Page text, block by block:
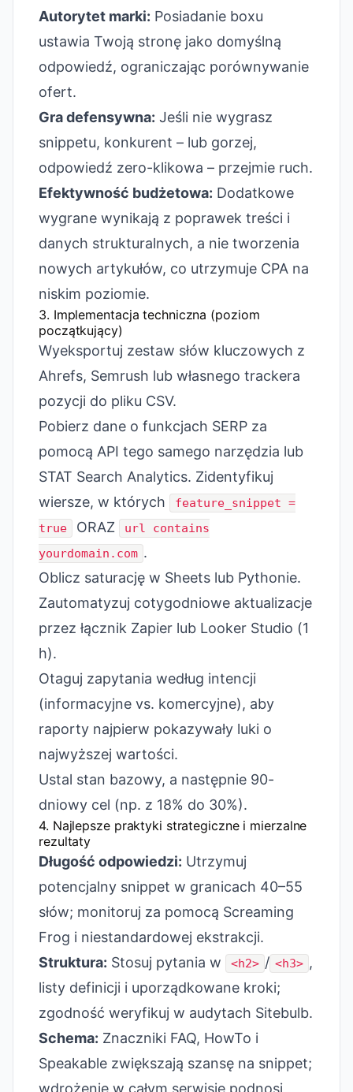
Autorytet marki: Posiadanie boxu
ustawia Twoją stronę jako domyślną
odpowiedź, ograniczając porównywanie
ofert.
Gra defensywna: Jeśli nie wygrasz
snippetu, konkurent – lub gorzej,
odpowiedź zero-klikowa – przejmie ruch.
Efektywność budżetowa: Dodatkowe
wygrane wynikają z poprawek treści i
danych strukturalnych, a nie tworzenia
nowych artykułów, co utrzymuje CPA na
niskim poziomie.
3. Implementacja techniczna (poziom
początkujący)
Wyeksportuj zestaw słów kluczowych z
Ahrefs, Semrush lub własnego trackera
pozycji do pliku CSV.
Pobierz dane o funkcjach SERP za
pomocą API tego samego narzędzia lub
STAT Search Analytics. Zidentyfikuj
wiersze, w których
feature_snippet =
true
ORAZ
url contains
yourdomain.com .
Oblicz saturację w Sheets lub Pythonie.
Zautomatyzuj cotygodniowe aktualizacje
przez łącznik Zapier lub Looker Studio (1
h).
Otaguj zapytania według intencji
(informacyjne vs. komercyjne), aby
raporty najpierw pokazywały luki o
najwyższej wartości.
Ustal stan bazowy, a następnie 90-
dniowy cel (np. z 18% do 30%).
4. Najlepsze praktyki strategiczne i mierzalne
rezultaty
Długość odpowiedzi: Utrzymuj
potencjalny snippet w granicach 40–55
słów; monitoruj za pomocą Screaming
Frog i niestandardowej ekstrakcji.
Struktura: Stosuj pytania w <h2> / <h3> ,
listy definicji i uporządkowane kroki;
zgodność weryfikuj w audytach Sitebulb.
Schema: Znaczniki FAQ, HowTo i
Speakable zwiększają szansę na snippet;
wdrożenie w całym serwisie podnosi